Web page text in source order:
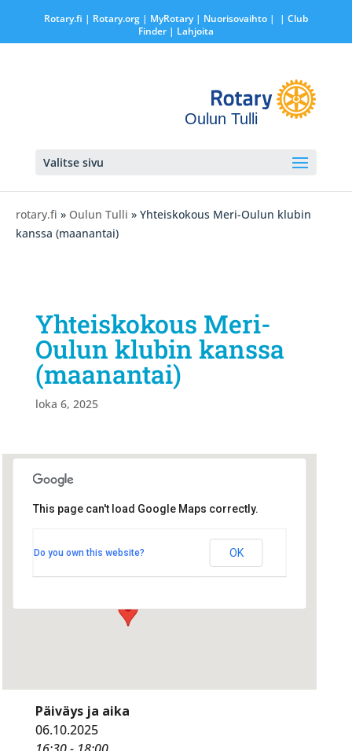
Rotary.fi | Rotary.org| MyRotary | Nuorisovaihto|
| Club
Finder| Lahjoita
Oulun Tulli
Valitse sivu
rotary.fi » Oulun Tulli » Yhteiskokous Meri-Oulun klubin
kanssa (maanantai)
Yhteiskokous Meri-
Oulun klubin kanssa
(maanantai)
loka 6, 2025
Hallituskatu 1 - Oulu
This page can't load Google Maps correctly.
Do you own this website? OK
Päiväys ja aika
06.10.2025